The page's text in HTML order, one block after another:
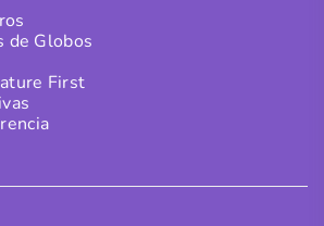
de Globos
First